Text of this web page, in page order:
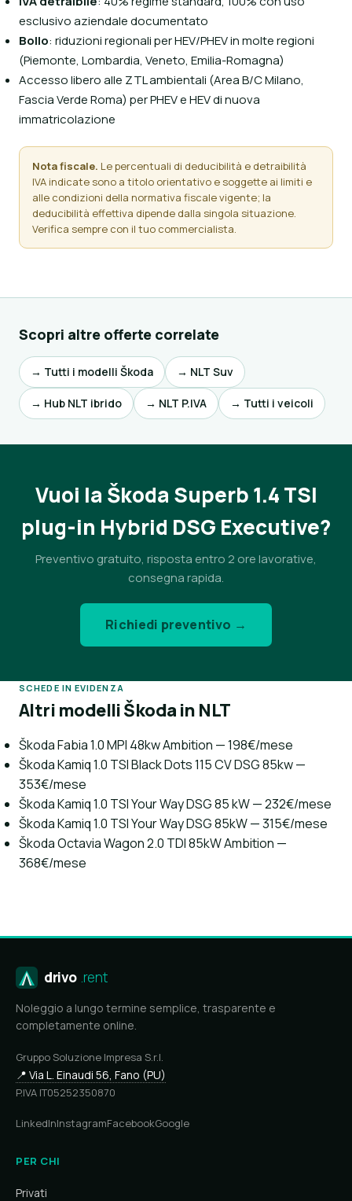
esclusivo aziendale documentato
Bollo: riduzioni regionali per HEV/PHEV in molte regioni
(Piemonte, Lombardia, Veneto, Emilia-Romagna)
Accesso libero alle ZTL ambientali (Area B/C Milano,
Fascia Verde Roma) per PHEV e HEV di nuova
immatricolazione
Nota fiscale. Le percentuali di deducibilità e detraibilità
IVA indicate sono a titolo orientativo e soggette ai limiti e
alle condizioni della normativa fiscale vigente; la
deducibilità effettiva dipende dalla singola situazione.
Verifica sempre con il tuo commercialista.
Scopri altre offerte correlate
→ Tutti i modelli Škoda → NLT Suv
→ Hub NLT ibrido → NLT P.IVA → Tutti i veicoli
Vuoi la Škoda Superb 1.4 TSI
plug-in Hybrid DSG Executive?
Preventivo gratuito, risposta entro 2 ore lavorative,
consegna rapida.
Richiedi preventivo →
SCHEDE IN EVIDENZA
Altri modelli Škoda in NLT
Škoda Fabia 1.0 MPI 48kw Ambition — 198€/mese
Škoda Kamiq 1.0 TSI Black Dots 115 CV DSG 85kw —
353€/mese
Škoda Kamiq 1.0 TSI Your Way DSG 85 kW — 232€/mese
Škoda Kamiq 1.0 TSI Your Way DSG 85kW — 315€/mese
Škoda Octavia Wagon 2.0 TDI 85kW Ambition —
368€/mese
drivo .rent
Noleggio a lungo termine semplice, trasparente e
completamente online.
Gruppo Soluzione Impresa S.r.l.
📍 Via L. Einaudi 56, Fano (PU)
P.IVA IT05252350870
LinkedInInstagramFacebookGoogle
PER CHI
Privati